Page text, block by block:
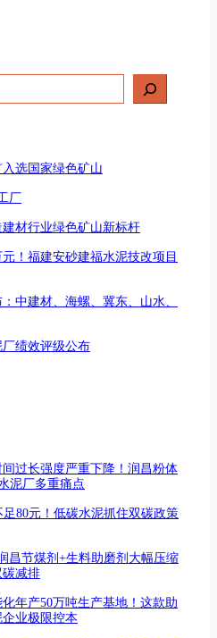
选国家绿色矿山
厂
材行业绿色矿山新标杆
！福建安砂建福水泥技改项目
中建材、海螺、冀东、山水、
绩效评级公布
过长强度严重下降！润昌粉体
泥厂多重痛点
80元！低碳水泥抓住双碳政策
昌节煤剂+生料助磨剂大幅压缩
减排
年产50万吨生产基地！这款助
业极限控本